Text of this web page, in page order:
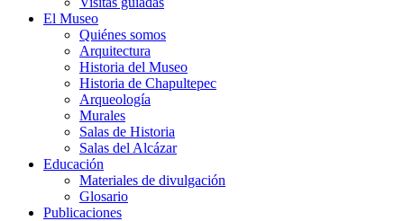
El Museo
Quiénes somos
Arquitectura
Historia del Museo
Historia de Chapultepec
Arqueología
Murales
Salas de Historia
Salas del Alcázar
Educación
Materiales de divulgación
Glosario
Publicaciones